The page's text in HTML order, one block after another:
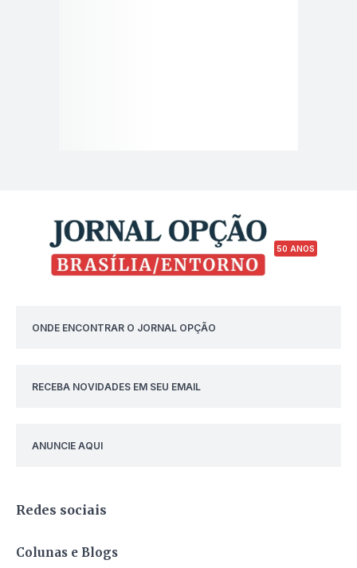
50 ANOS
ONDE ENCONTRAR O JORNAL OPÇÃO
RECEBA NOVIDADES EM SEU EMAIL
ANUNCIE AQUI
Redes sociais
Colunas e Blogs